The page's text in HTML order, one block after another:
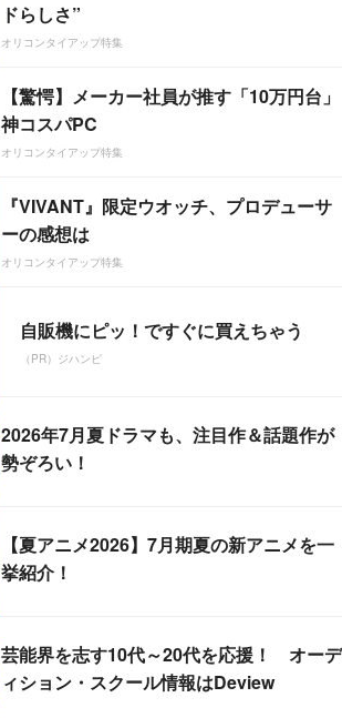
ドらしさ”
オリコンタイアップ特集
【驚愕】メーカー社員が推す「10万円台」
神コスパPC
オリコンタイアップ特集
『VIVANT』限定ウオッチ、プロデューサ
ーの感想は
オリコンタイアップ特集
自販機にピッ！ですぐに買えちゃう
（PR）ジハンピ
2026年7月夏ドラマも、注目作＆話題作が
勢ぞろい！
【夏アニメ2026】7月期夏の新アニメを一
挙紹介！
芸能界を志す10代～20代を応援！ オーデ
ィション・スクール情報はDeview